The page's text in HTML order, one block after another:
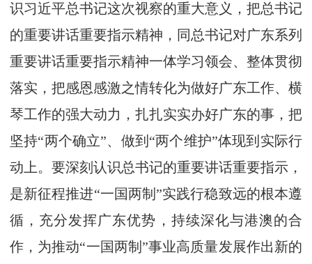
识习近平总书记这次视察的重大意义，把总书记
的重要讲话重要指示精神，同总书记对广东系列
重要讲话重要指示精神一体学习领会、整体贯彻
落实，把感恩感激之情转化为做好广东工作、横
琴工作的强大动力，扎扎实实办好广东的事，把
坚持“两个确立”、做到“两个维护”体现到实际行
动上。要深刻认识总书记的重要讲话重要指示，
是新征程推进“一国两制”实践行稳致远的根本遵
循，充分发挥广东优势，持续深化与港澳的合
作，为推动“一国两制”事业高质量发展作出新的